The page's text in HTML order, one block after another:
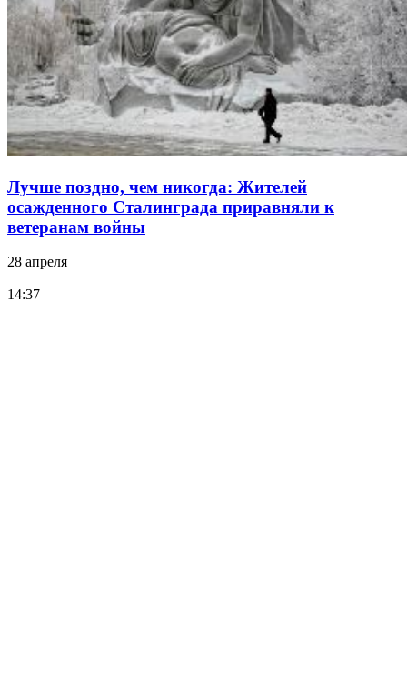
Лучше поздно, чем никогда: Жителей
осажденного Сталинграда приравняли к
ветеранам войны
28 апреля
14:37